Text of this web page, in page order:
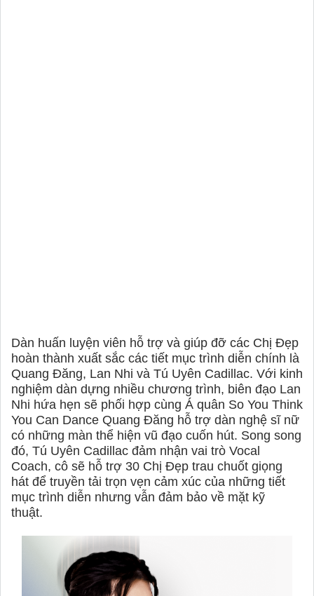
Dàn huấn luyện viên hỗ trợ và giúp đỡ các Chị Đẹp
hoàn thành xuất sắc các tiết mục trình diễn chính là
Quang Đăng, Lan Nhi và Tú Uyên Cadillac. Với kinh
nghiệm dàn dựng nhiều chương trình, biên đạo Lan
Nhi hứa hẹn sẽ phối hợp cùng Á quân So You Think
You Can Dance Quang Đăng hỗ trợ dàn nghệ sĩ nữ
có những màn thể hiện vũ đạo cuốn hút. Song song
đó, Tú Uyên Cadillac đảm nhận vai trò Vocal
Coach, cô sẽ hỗ trợ 30 Chị Đẹp trau chuốt giọng
hát để truyền tải trọn vẹn cảm xúc của những tiết
mục trình diễn nhưng vẫn đảm bảo về mặt kỹ
thuật.